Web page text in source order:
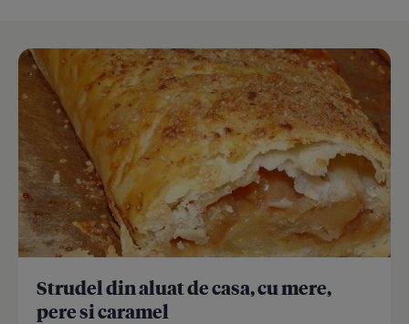
Strudel din aluat de casa, cu mere,
pere si caramel